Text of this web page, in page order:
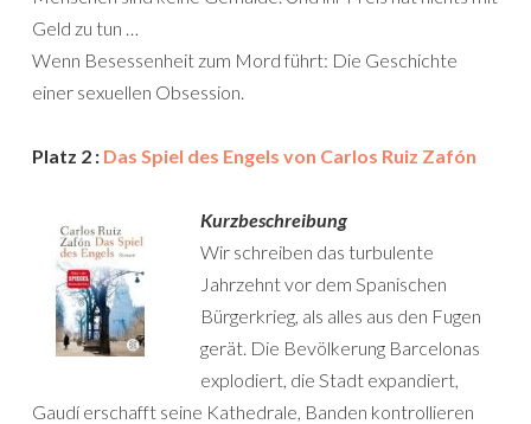
Geld zu tun …
Wenn Besessenheit zum Mord führt: Die Geschichte
einer sexuellen Obsession.
Platz 2 : Das Spiel des Engels von Carlos Ruiz Zafón
Kurzbeschreibung
Wir schreiben das turbulente
Jahrzehnt vor dem Spanischen
Bürgerkrieg, als alles aus den Fugen
gerät. Die Bevölkerung Barcelonas
explodiert, die Stadt expandiert,
Gaudí erschafft seine Kathedrale, Banden kontrollieren